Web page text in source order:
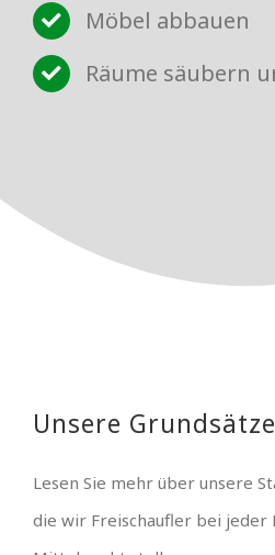
Möbel abbauen
Räume säubern
Unsere
Lesen Sie mehr über unsere
die wir Freischaufler bei jeder